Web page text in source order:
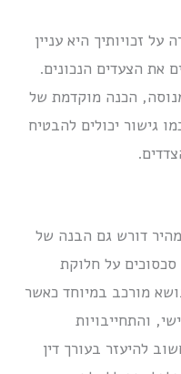
זכויותיך היא עניין
את הצעדים הנכונים.
הכנה מוקדמת של
גישור יכולים להבטיח
דורש גם הבנה של
סכסוכים על חלוקת
מורכב במיוחד כאשר
והתחייבויות
להיעזר בעורך דין